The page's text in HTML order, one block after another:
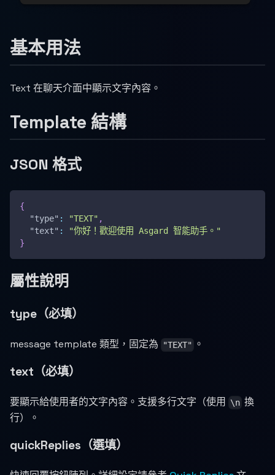
基本用法
Text 在聊天介面中顯示文字內容。
Template 結構
JSON 格式
{
"type" : "TEXT" ,
"text" :
"你好！歡迎使用 Asgard 智能助手。"
}
屬性說明
type（必填）
message template 類型，固定為 "TEXT" 。
text（必填）
要顯示給使用者的文字內容。支援多行文字（使用 \n 換
行）。
quickReplies（選填）